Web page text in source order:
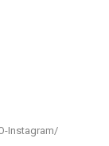
Instagram/